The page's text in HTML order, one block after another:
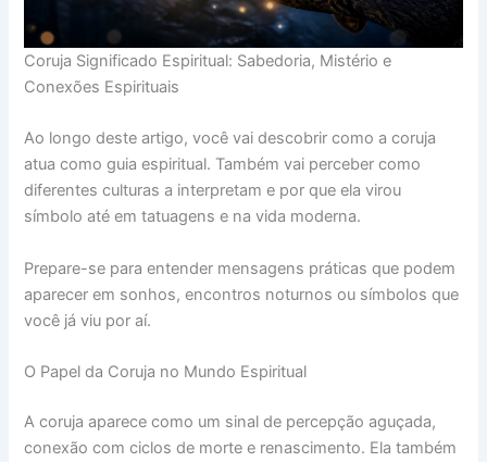
Coruja Significado Espiritual: Sabedoria, Mistério e
Conexões Espirituais
Ao longo deste artigo, você vai descobrir como a coruja
atua como guia espiritual. Também vai perceber como
diferentes culturas a interpretam e por que ela virou
símbolo até em tatuagens e na vida moderna.
Prepare-se para entender mensagens práticas que podem
aparecer em sonhos, encontros noturnos ou símbolos que
você já viu por aí.
O Papel da Coruja no Mundo Espiritual
A coruja aparece como um sinal de percepção aguçada,
conexão com ciclos de morte e renascimento. Ela também